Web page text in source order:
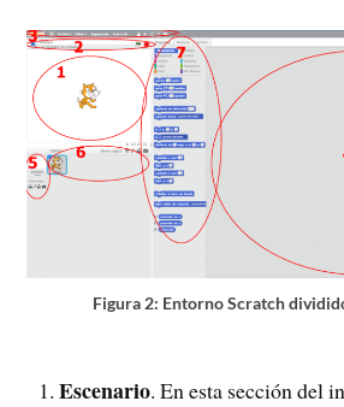
Figura 2: Entorno Scratch
Escenario. En esta sección del